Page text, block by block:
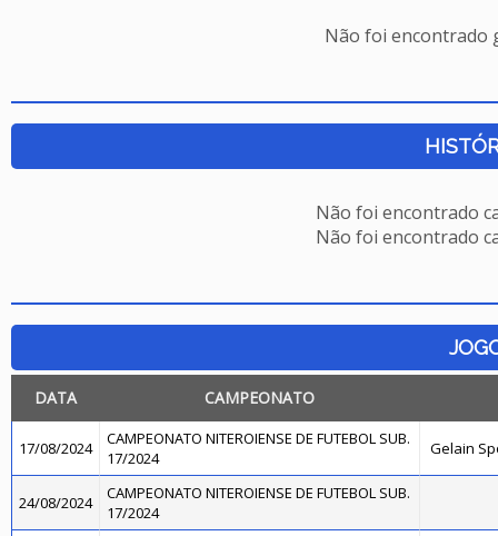
Não foi encontrado
Não foi encontrado
Não foi encontrado
DATA CAMPEONATO
17/08/2024
CAMPEONATO NITEROIENSE DE FUTEBOL SUB.
17/2024
Gelain
24/08/2024
CAMPEONATO NITEROIENSE DE FUTEBOL SUB.
17/2024